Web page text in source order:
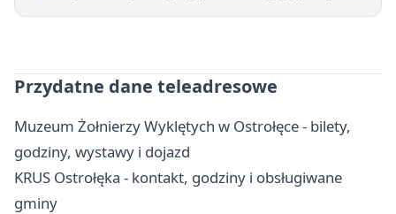
Przydatne dane teleadresowe
Muzeum Żołnierzy Wyklętych w Ostrołęce - bilety,
godziny, wystawy i dojazd
KRUS Ostrołęka - kontakt, godziny i obsługiwane
gminy